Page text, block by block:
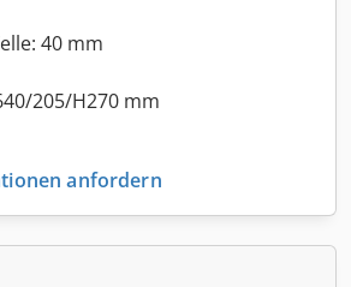
40 mm
205/H270 mm
anfordern